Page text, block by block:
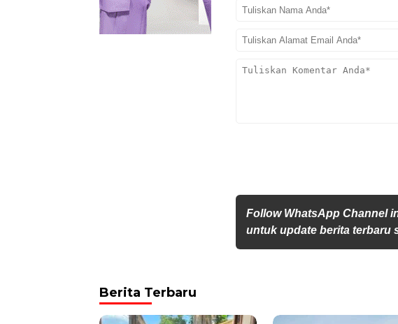
Follow WhatsApp Channel
untuk update berita terbaru
Berita Terbaru